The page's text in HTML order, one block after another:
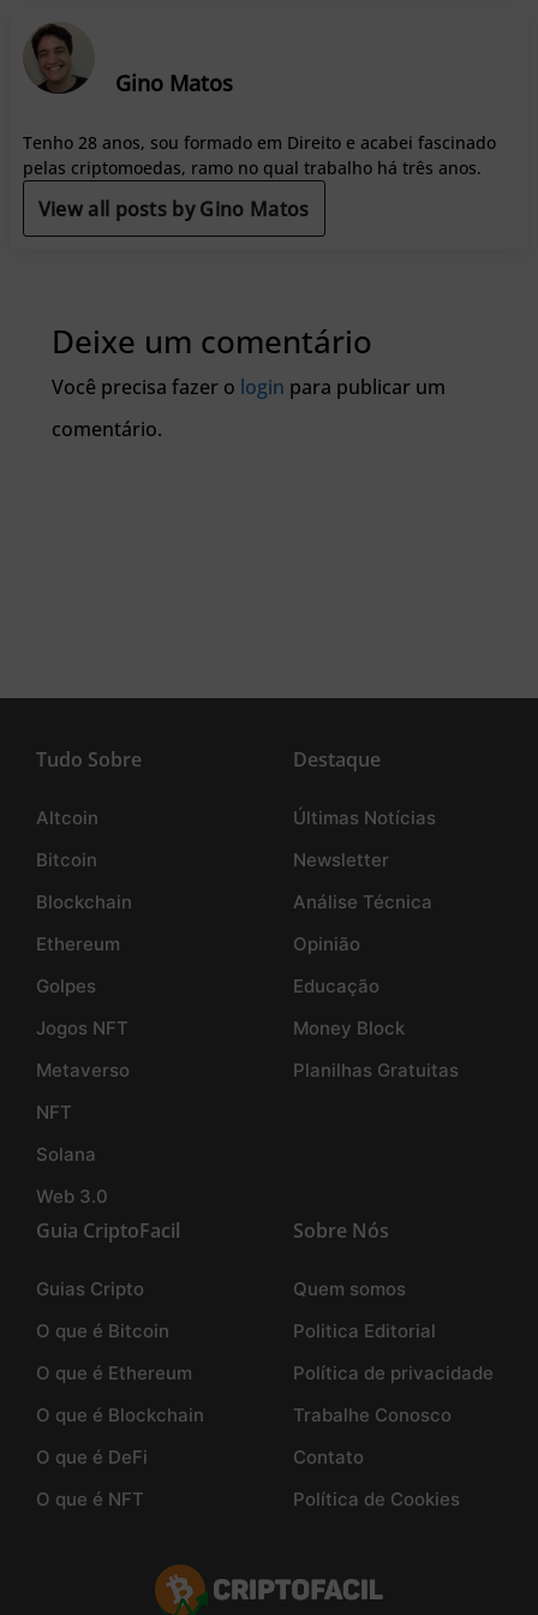
Gino Matos
Tenho 28 anos, sou formado em Direito e acabei fascinado
pelas criptomoedas, ramo no qual trabalho há três anos.
View all posts by Gino Matos
Deixe um comentário
Você precisa fazer o login para publicar um
comentário.
Tudo Sobre
Altcoin
Bitcoin
Blockchain
Ethereum
Golpes
Jogos NFT
Metaverso
NFT
Solana
Web 3.0
Destaque
Últimas Notícias
Newsletter
Análise Técnica
Opinião
Educação
Money Block
Planilhas Gratuitas
Guia CriptoFacil
Guias Cripto
O que é Bitcoin
O que é Ethereum
O que é Blockchain
O que é DeFi
O que é NFT
Sobre Nós
Quem somos
Politica Editorial
Política de privacidade
Trabalhe Conosco
Contato
Política de Cookies